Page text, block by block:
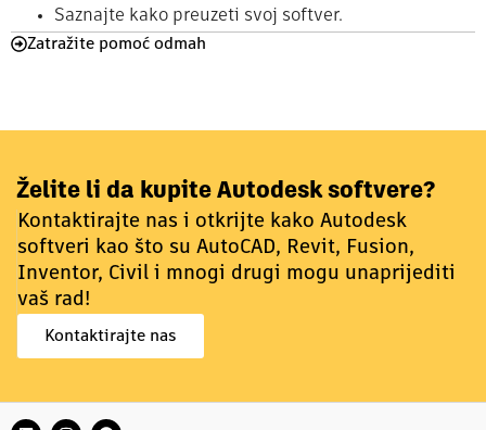
Saznajte kako preuzeti svoj softver.
Zatražite pomoć odmah
Želite li da kupite Autodesk softvere?
Kontaktirajte nas i otkrijte kako Autodesk
softveri kao što su AutoCAD, Revit, Fusion,
Inventor, Civil i mnogi drugi mogu unaprijediti
vaš rad!
Kontaktirajte nas